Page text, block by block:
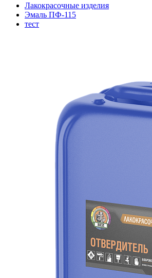
Лакокрасочные изделия
Эмаль ПФ-115
тест